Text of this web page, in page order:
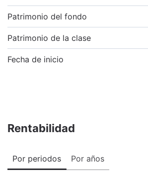
Patrimonio del fondo
Patrimonio de la clase
Fecha de inicio
Rentabilidad
Por periodos Por años